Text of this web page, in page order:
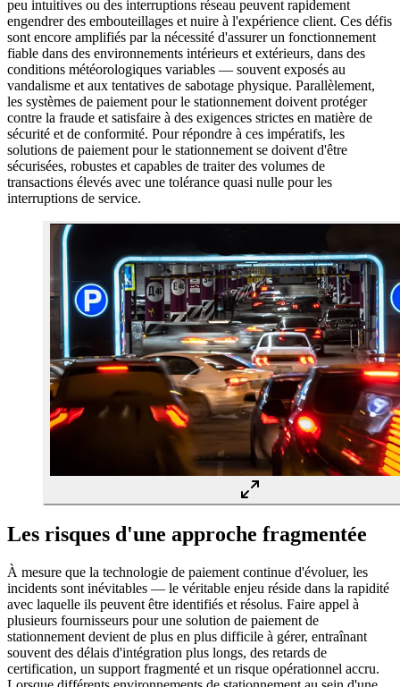
peu intuitives ou des interruptions réseau peuvent rapidement
engendrer des embouteillages et nuire à l'expérience client. Ces défis
sont encore amplifiés par la nécessité d'assurer un fonctionnement
fiable dans des environnements intérieurs et extérieurs, dans des
conditions météorologiques variables — souvent exposés au
vandalisme et aux tentatives de sabotage physique. Parallèlement,
les systèmes de paiement pour le stationnement doivent protéger
contre la fraude et satisfaire à des exigences strictes en matière de
sécurité et de conformité. Pour répondre à ces impératifs, les
solutions de paiement pour le stationnement se doivent d'être
sécurisées, robustes et capables de traiter des volumes de
transactions élevés avec une tolérance quasi nulle pour les
interruptions de service.
Les risques d'une approche fragmentée
À mesure que la technologie de paiement continue d'évoluer, les
incidents sont inévitables — le véritable enjeu réside dans la rapidité
avec laquelle ils peuvent être identifiés et résolus. Faire appel à
plusieurs fournisseurs pour une solution de paiement de
stationnement devient de plus en plus difficile à gérer, entraînant
souvent des délais d'intégration plus longs, des retards de
certification, un support fragmenté et un risque opérationnel accru.